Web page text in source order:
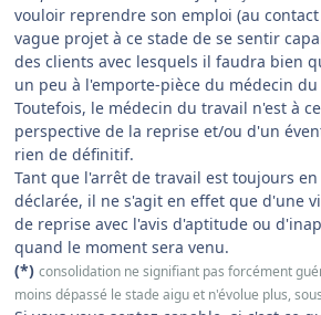
vouloir reprendre son emploi (au
vague projet à ce stade de se sentir
des clients avec lesquels il faudra bien
un peu à l'emporte-pièce du médecin
Toutefois, le médecin du travail n'est à
perspective de la reprise et/ou d'un
rien de définitif.
Tant que l'arrêt de travail est toujours
déclarée, il ne s'agit en effet que d'une
de reprise avec l'avis d'aptitude ou
quand le moment sera venu.
(*) consolidation ne signifiant pas forcément
moins dépassé le stade aigu et n'évolue plus,